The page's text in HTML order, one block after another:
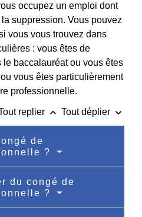
occupez un emploi dont
suppression. Vous pouvez
vous vous trouvez dans
: vous êtes de
baccalauréat ou vous êtes
vous êtes particulièrement
professionnelle.
replier keyboard_arrow_up Tout déplier keyboard_arrow_down
de
?
du congé de
?